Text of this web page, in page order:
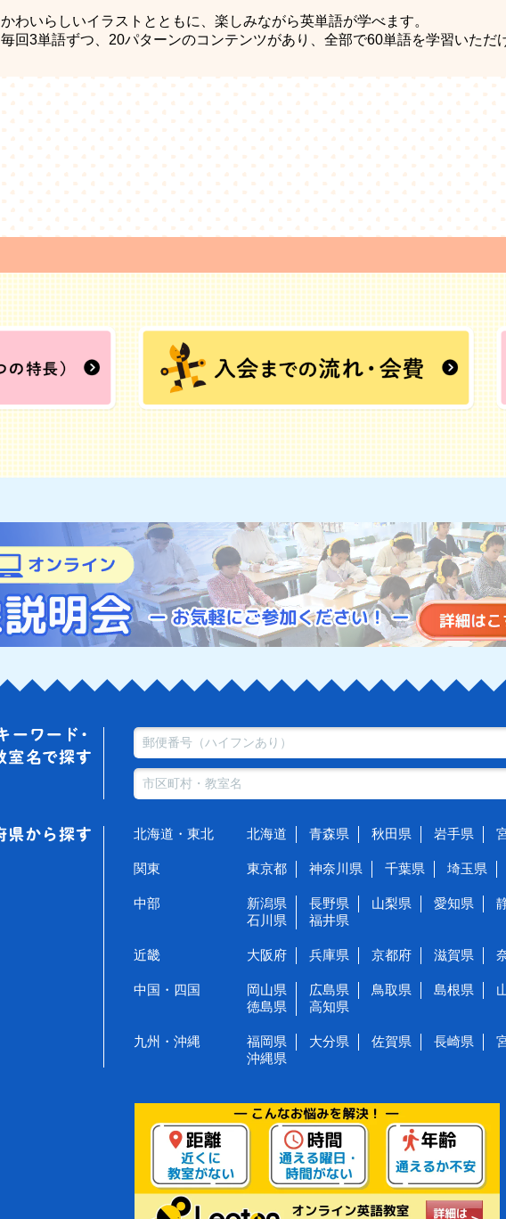
かわいらしいイラストとともに、楽しみながら英単語が学べます。
毎回3単語ずつ、20パターンのコンテンツがあり、全部で60単語を学習いただ
北海道・東北 北海道 青森県 秋田県 岩手県
関東 東京都 神奈川県 千葉県 埼玉県
中部 新潟県 長野県 山梨県 愛知県
石川県
福井県
近畿 大阪府 兵庫県 京都府 滋賀県
中国・四国 岡山県 広島県 鳥取県 島根県
徳島県
高知県
九州・沖縄 福岡県 大分県 佐賀県 長崎県
沖縄県